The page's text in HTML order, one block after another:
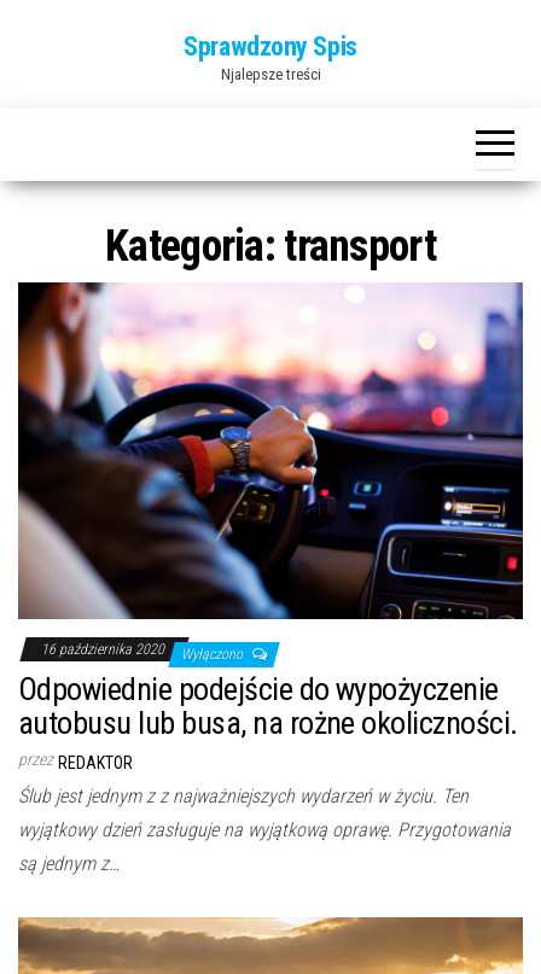
Sprawdzony Spis
Njalepsze treści
Kategoria: transport
16 października 2020 Wyłączono
Odpowiednie podejście do wypożyczenie
autobusu lub busa, na rożne okoliczności.
przez REDAKTOR
Ślub jest jednym z z najważniejszych wydarzeń w życiu. Ten
wyjątkowy dzień zasługuje na wyjątkową oprawę. Przygotowania
są jednym z…